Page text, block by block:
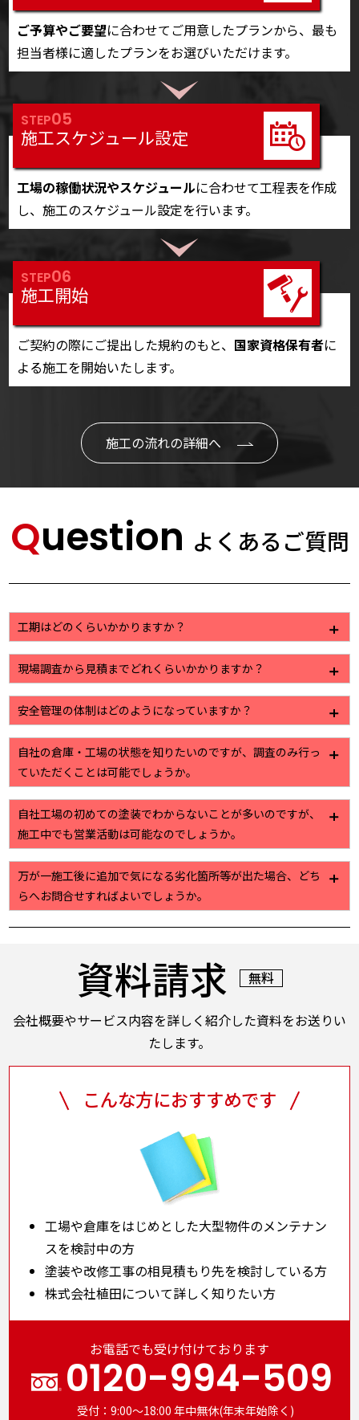
ご予算やご要望に合わせてご用意したプランから、最も
担当者様に適したプランをお選びいただけます。
STEP05
施工スケジュール設定
工場の稼働状況やスケジュールに合わせて工程表を作成
し、施工のスケジュール設定を行います。
STEP06
施工開始
ご契約の際にご提出した規約のもと、 国家資格保有者に
よる施工を開始いたします。
施工の流れの詳細へ
Question よくあるご質問
工期はどのくらいかかりますか？
工事に内容によって様々ですが、一般的な塗装工事で
すと2週間から3週間程になります。
現場調査から見積までどれくらいかかりますか？
建物の大きさや、お出しする資料のご要望によって若
干の違いはありますが、7日から10日ほどで提出させ
ていただいております。
安全管理の体制はどのようになっていますか？
株式会社植田では作業員名簿をはじめ、危険予知活動
日報といった安全管理を目的とした書類の作成・管理
を徹底しております。
自社の倉庫・工場の状態を知りたいのですが、調査のみ行っ
ていただくことは可能でしょうか。
現場調査からお見積り提出までを無料で行っていま
す。工場・倉庫に関する些細なお困りごとでもお気軽
にご相談ください。ご連絡をお待ちしております
自社工場の初めての塗装でわからないことが多いのですが、
施工中でも営業活動は可能なのでしょうか。
詳細は各社様に対して現場調査後のお打ち合わせ時に
調整させていただきますが、最大限通常業務に支障の
出ないよう配慮・手配をさせていただきます。
万が一施工後に追加で気になる劣化箇所等が出た場合、どち
らへお問合せすればよいでしょうか。
基本的にはすべて株式会社植田にて承っております。
すのでご安心ください。
資料請求 無料
会社概要やサービス内容を詳しく紹介した資料をお送りい
たします。
こんな方におすすめです
工場や倉庫をはじめとした大型物件のメンテナン
スを検討中の方
塗装や改修工事の相見積もり先を検討している方
株式会社植田について詳しく知りたい方
お電話でも受け付けております
0120-994-509
受付：9:00～18:00 年中無休(年末年始除く)